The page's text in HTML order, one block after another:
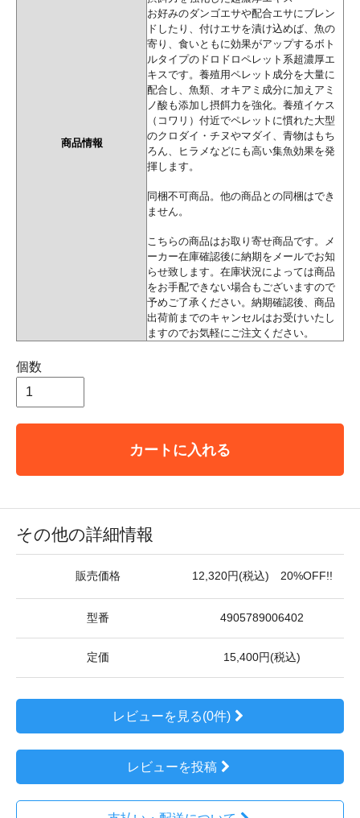
商品情報
お好みのダンゴエサや配合エサにブレン
ドしたり、付けエサを漬け込めば、魚の
寄り、食いともに効果がアップするボト
ルタイプのドロドロペレット系超濃厚エ
キスです。養殖用ペレット成分を大量に
配合し、魚類、オキアミ成分に加えアミ
ノ酸も添加し摂餌力を強化。養殖イケス
（コワリ）付近でペレットに慣れた大型
のクロダイ・チヌやマダイ、青物はもち
ろん、ヒラメなどにも高い集魚効果を発
揮します。
同梱不可商品。他の商品との同梱はでき
ません。
こちらの商品はお取り寄せ商品です。メ
ーカー在庫確認後に納期をメールでお知
らせ致します。在庫状況によっては商品
をお手配できない場合もございますので
予めご了承ください。納期確認後、商品
出荷前までのキャンセルはお受けいたし
ますのでお気軽にご注文ください。
個数
カートに入れる
その他の詳細情報
販売価格 12,320円(税込) 20%OFF!!
型番 4905789006402
定価 15,400円(税込)
レビューを見る(0件)
レビューを投稿